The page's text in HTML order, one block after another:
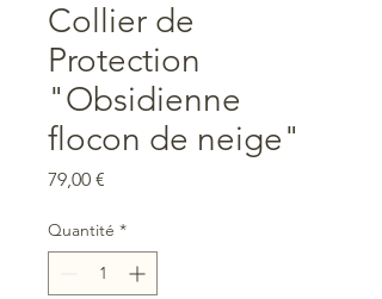
Collier de
Protection
"Obsidienne
flocon de neige"
79,00 €
Quantité *